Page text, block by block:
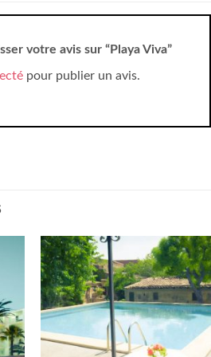
votre avis sur “Playa Viva”
pour publier un avis.